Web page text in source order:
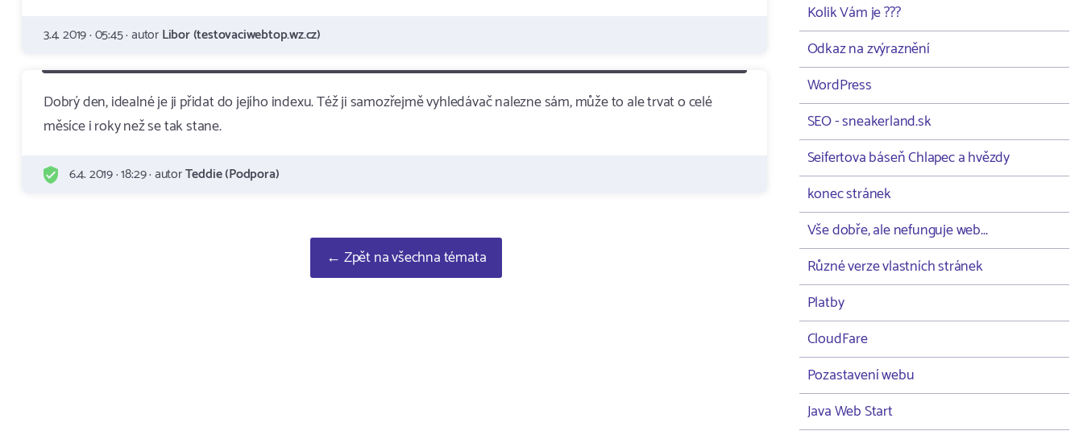
3.4. 2019 · 05:45 · autorLibor (testovaciwebtop.wz.cz)
Dobrý den, idealné je ji přidat do jejího indexu. Též ji samozřejmě vyhledávač nalezne sám, může to ale trvat o celé
měsíce i roky než se tak stane.
6.4. 2019 · 18:29 · autorTeddie (Podpora)
← Zpět na všechna témata
Kolik Vám je ???
Odkaz na zvýraznění
WordPress
SEO - sneakerland.sk
Seifertova báseň Chlapec a hvězdy
konec stránek
Vše dobře, ale nefunguje web...
Různé verze vlastních stránek
Platby
CloudFare
Pozastavení webu
Java Web Start